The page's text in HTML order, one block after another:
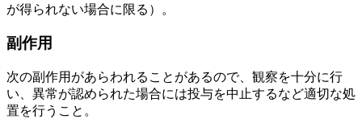
が得られない場合に限る）。
副作用
次の副作用があらわれることがあるので、観察を十分に行
い、異常が認められた場合には投与を中止するなど適切な処
置を行うこと。